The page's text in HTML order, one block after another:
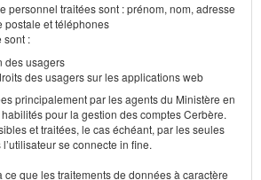
personnel traitées sont : prénom, nom, adresse
postale et téléphones
sont :
des usagers
des usagers sur les applications web
principalement par les agents du Ministère en
pour la gestion des comptes Cerbère.
et traitées, le cas échéant, par les seules
se connecte in fine.
ce que les traitements de données à caractère